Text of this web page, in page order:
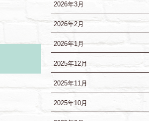
2026年3月
2026年2月
2026年1月
2025年12月
2025年11月
2025年10月